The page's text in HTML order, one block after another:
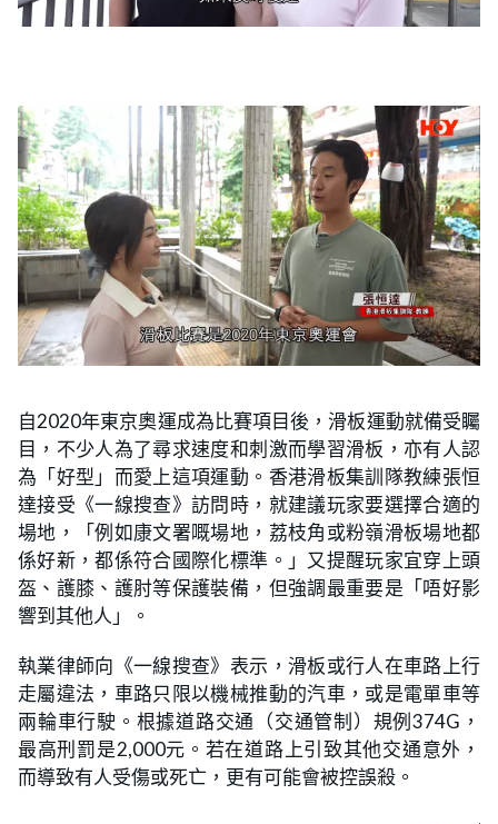
自2020年東京奧運成為比賽項目後，滑板運動就備受矚
目，不少人為了尋求速度和刺激而學習滑板，亦有人認
為「好型」而愛上這項運動。香港滑板集訓隊教練張恒
達接受《一線搜查》訪問時，就建議玩家要選擇合適的
場地，「例如康文署嘅場地，荔枝角或粉嶺滑板場地都
係好新，都係符合國際化標準。」又提醒玩家宜穿上頭
盔、護膝、護肘等保護裝備，但強調最重要是「唔好影
響到其他人」。
執業律師向《一線搜查》表示，滑板或行人在車路上行
走屬違法，車路只限以機械推動的汽車，或是電單車等
兩輪車行駛。根據道路交通（交通管制）規例374G，
最高刑罰是2,000元。若在道路上引致其他交通意外，
而導致有人受傷或死亡，更有可能會被控誤殺。